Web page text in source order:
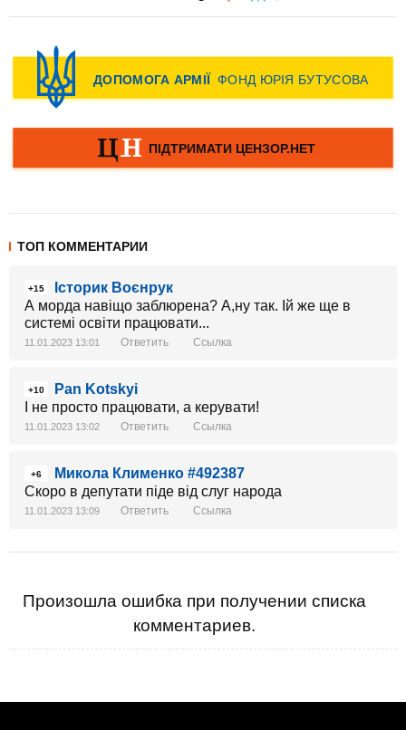
ТОП КОММЕНТАРИИ
+15
Історик Воєнрук
А морда навіщо заблюрена? А,ну так. Ій же ще в
системі освіти працювати...
11.01.2023 13:01 Ответить Ссылка
+10
Pan Kotskyi
І не просто працювати, а керувати!
11.01.2023 13:02 Ответить Ссылка
+6
Микола Клименко #492387
Скоро в депутати піде від слуг народа
11.01.2023 13:09 Ответить Ссылка
Произошла ошибка при получении списка
комментариев.